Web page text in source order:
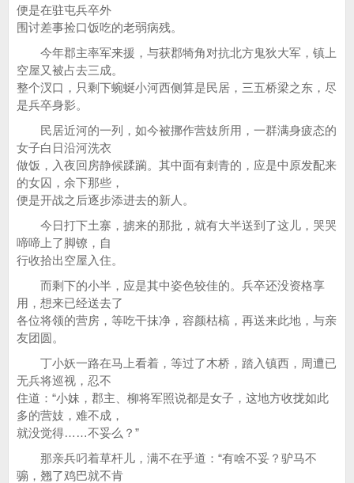
便是在驻屯兵卒外
围讨差事捡口饭吃的老弱病残。
今年郡主率军来援，与获郡犄角对抗北方鬼狄大军，镇上
空屋又被占去三成。
整个汊口，只剩下蜿蜒小河西侧算是民居，三五桥梁之东，尽
是兵卒身影。
民居近河的一列，如今被挪作营妓所用，一群满身疲态的
女子白日沿河洗衣
做饭，入夜回房静候蹂躏。其中面有刺青的，应是中原发配来
的女囚，余下那些，
便是开战之后逐步添进去的新人。
今日打下土寨，掳来的那批，就有大半送到了这儿，哭哭
啼啼上了脚镣，自
行收拾出空屋入住。
而剩下的小半，应是其中姿色较佳的。兵卒还没资格享
用，想来已经送去了
各位将领的营房，等吃干抹净，容颜枯槁，再送来此地，与亲
友团圆。
丁小妖一路在马上看着，等过了木桥，踏入镇西，周遭已
无兵将巡视，忍不
住道：“小妹，郡主、柳将军照说都是女子，这地方收拢如此
多的营妓，难不成，
就没觉得……不妥么？”
那亲兵叼着草杆儿，满不在乎道：“有啥不妥？驴马不
骟，翘了鸡巴就不肯